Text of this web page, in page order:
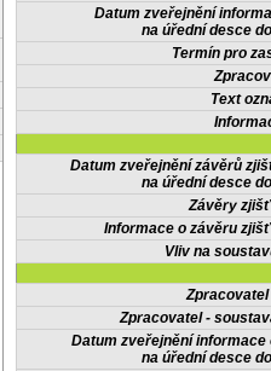
Datum zveřejnění
na úřední desce
Termín pro
Text
Datum zveřejnění závěrů
na úřední desce
Závěry
Informace o závěru
Vliv na
Zpracovatel -
Datum zveřejnění informace
na úřední desce